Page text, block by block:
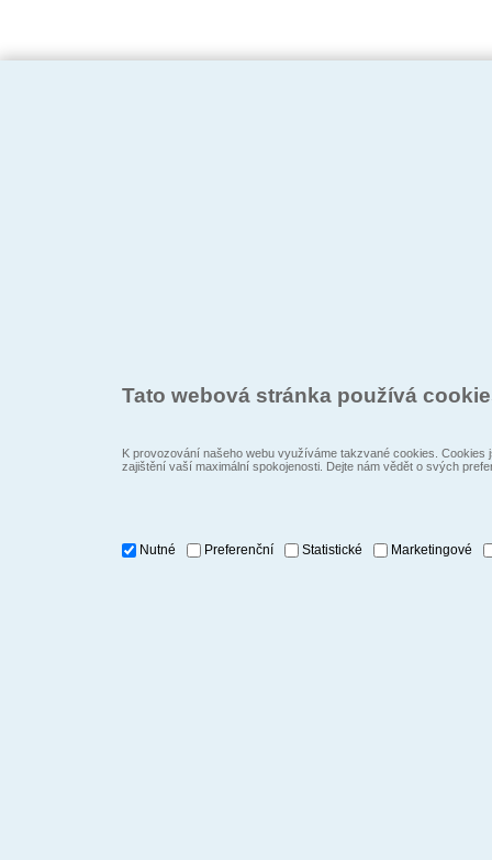
Tato webová stránka používá
K provozování našeho webu využíváme takzvané cookies.
zajištění vaší maximální spokojenosti. Dejte nám vědět o svých
Nutné Preferenční Statistické Marketingové